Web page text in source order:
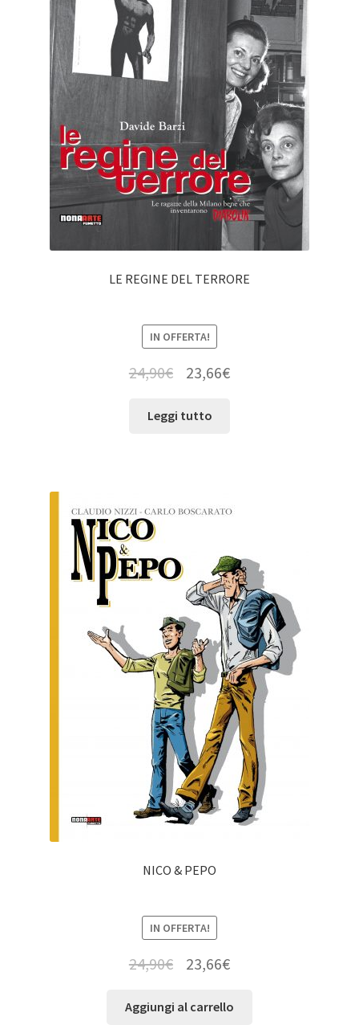
LE REGINE DEL TERRORE
IN OFFERTA!
24,90€ 23,66€
Leggi tutto
NICO & PEPO
IN OFFERTA!
24,90€ 23,66€
Aggiungi al carrello